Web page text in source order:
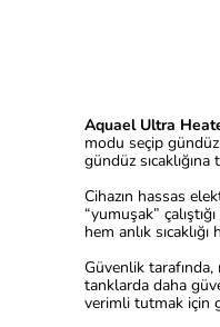
Aquael Ultra
modu seçip gündüz
gündüz
Cihazın hassas
“yumuşak”
hem anlık
Güvenlik tarafında,
tanklarda daha
verimli tutmak için